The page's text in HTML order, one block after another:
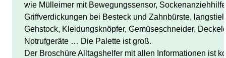
wie Mülleimer mit Bewegungssensor,
Griffverdickungen bei Besteck und Zahnbürste,
Gehstock, Kleidungsknöpfer, Gemüseschneider,
Notrufgeräte … Die Palette ist groß.
Der Broschüre Alltagshelfer mit allen Informationen ist